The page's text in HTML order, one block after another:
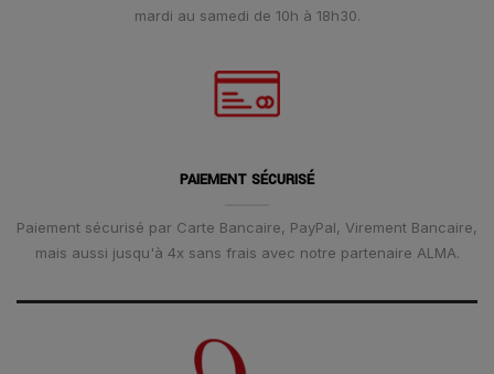
mardi au samedi de 10h à 18h30.
PAIEMENT SÉCURISÉ
Paiement sécurisé par Carte Bancaire, PayPal, Virement Bancaire,
mais aussi jusqu'à 4x sans frais avec notre partenaire ALMA.